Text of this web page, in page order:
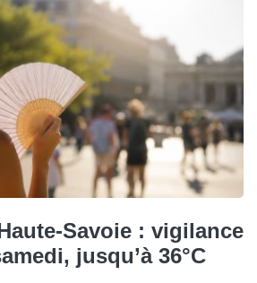
Savoie : vigilance
jusqu’à 36°C